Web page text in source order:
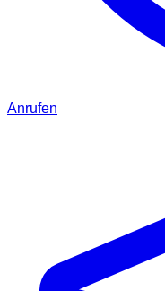
Anrufen